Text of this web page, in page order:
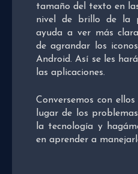
tamaño del texto en
nivel de brillo de la
ayuda a ver más
de agrandar los
Android. Así se les
las aplicaciones.
Conversemos con
lugar de los
la tecnología y
en aprender a